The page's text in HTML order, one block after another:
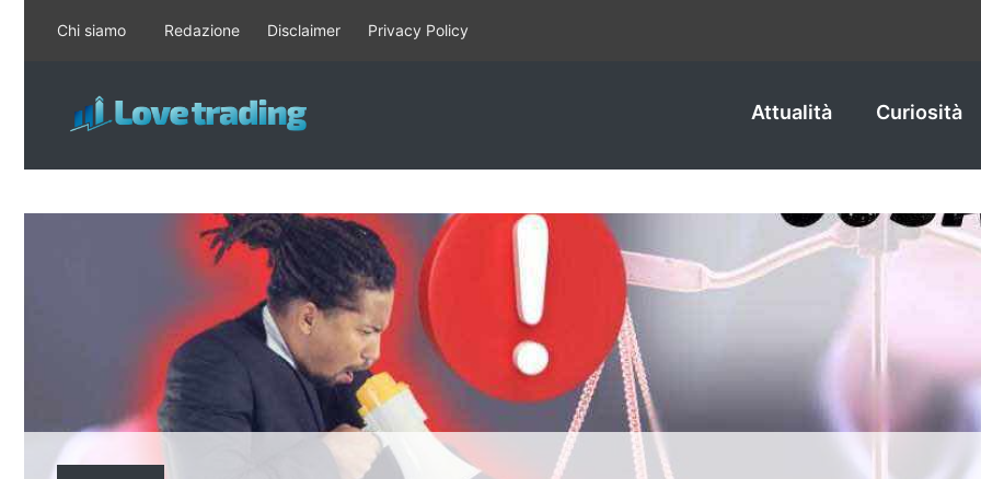
contenuto
Chi siamo Redazione Disclaimer Privacy Policy
Attualità Curiosità